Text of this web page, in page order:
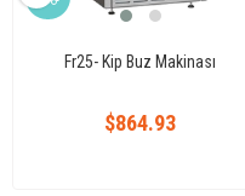
Fr25- Kip Buz Makinası
$864.93